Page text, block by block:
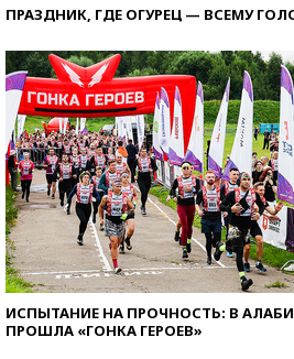
ПРАЗДНИК, ГДЕ ОГУРЕЦ — ВСЕМУ
ИСПЫТАНИЕ НА ПРОЧНОСТЬ: В
ПРОШЛА «ГОНКА ГЕРОЕВ»